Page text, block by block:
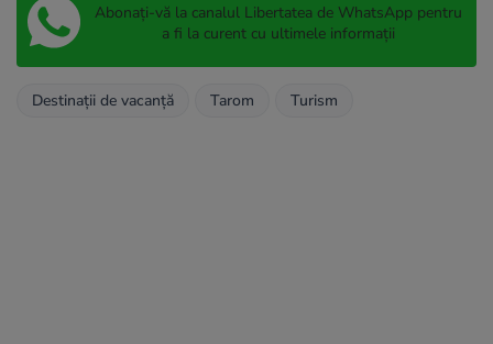
Abonați-vă la canalul Libertatea de WhatsApp pentru
a fi la curent cu ultimele informații
Destinații de vacanță Tarom Turism